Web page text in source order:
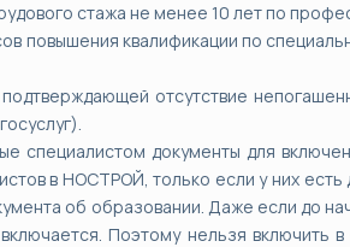
стажа не менее 10 лет по
повышения квалификации по
отсутствие
специалистом документы для
в НОСТРОЙ, только если у них
об образовании. Даже если до
Поэтому нельзя включить